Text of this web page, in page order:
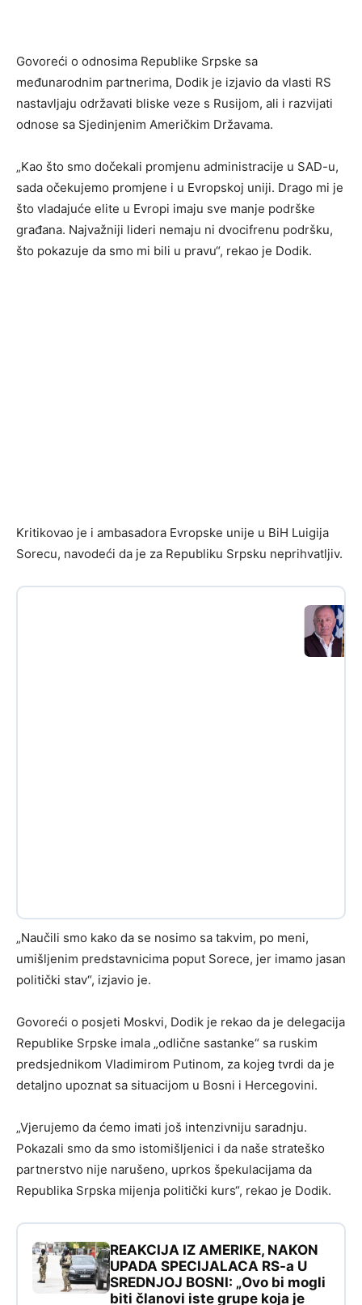
Govoreći o odnosima Republike Srpske sa
međunarodnim partnerima, Dodik je izjavio da vlasti RS
nastavljaju održavati bliske veze s Rusijom, ali i razvijati
odnose sa Sjedinjenim Američkim Državama.
„Kao što smo dočekali promjenu administracije u SAD-u,
sada očekujemo promjene i u Evropskoj uniji. Drago mi je
što vladajuće elite u Evropi imaju sve manje podrške
građana. Najvažniji lideri nemaju ni dvocifrenu podršku,
što pokazuje da smo mi bili u pravu“, rekao je Dodik.
Kritikovao je i ambasadora Evropske unije u BiH Luigija
Sorecu, navodeći da je za Republiku Srpsku neprihvatljiv.
„Naučili smo kako da se nosimo sa takvim, po meni,
umišljenim predstavnicima poput Sorece, jer imamo jasan
politički stav“, izjavio je.
Govoreći o posjeti Moskvi, Dodik je rekao da je delegacija
Republike Srpske imala „odlične sastanke“ sa ruskim
predsjednikom Vladimirom Putinom, za kojeg tvrdi da je
detaljno upoznat sa situacijom u Bosni i Hercegovini.
„Vjerujemo da ćemo imati još intenzivniju saradnju.
Pokazali smo da smo istomišljenici i da naše strateško
partnerstvo nije narušeno, uprkos špekulacijama da
Republika Srpska mijenja politički kurs“, rekao je Dodik.
REAKCIJA IZ AMERIKE, NAKON
UPADA SPECIJALACA RS-a U
SREDNJOJ BOSNI: „Ovo bi mogli
biti članovi iste grupe koja je